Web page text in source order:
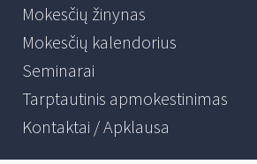
Mokesčių žinynas
Mokesčių kalendorius
Seminarai
Tarptautinis apmokestinimas
Kontaktai / Apklausa